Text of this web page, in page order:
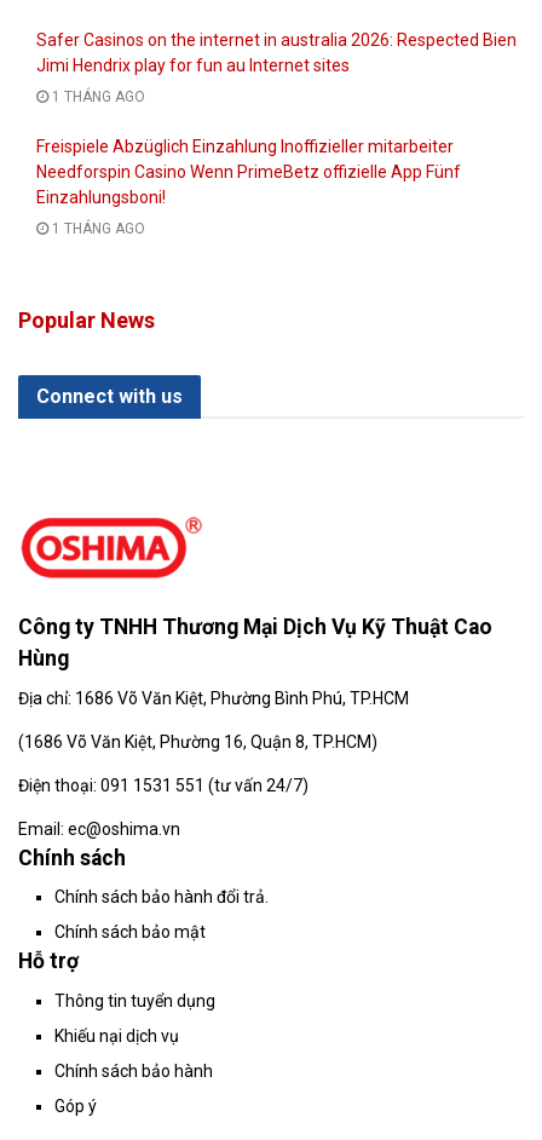
Safer Casinos on the internet in australia 2026: Respected Bien
Jimi Hendrix play for fun au Internet sites
1 THÁNG AGO
Freispiele Abzüglich Einzahlung Inoffizieller mitarbeiter
Needforspin Casino Wenn PrimeBetz offizielle App Fünf
Einzahlungsboni!
1 THÁNG AGO
Popular News
Connect with us
Công ty TNHH Thương Mại Dịch Vụ Kỹ Thuật Cao
Hùng
Địa chỉ: 1686 Võ Văn Kiệt, Phường Bình Phú, TP.HCM
(1686 Võ Văn Kiệt, Phường 16, Quận 8, TP.HCM)
Điện thoại: 091 1531 551 (tư vấn 24/7)
Email: ec@oshima.vn
Chính sách
Chính sách bảo hành đổi trả.
Chính sách bảo mật
Hỗ trợ
Thông tin tuyển dụng
Khiếu nại dịch vụ
Chính sách bảo hành
Góp ý